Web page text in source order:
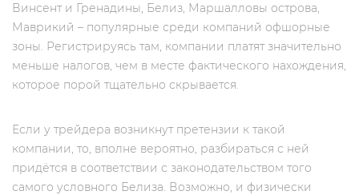
Винсент и Гренадины, Белиз, Маршалловы острова,
Маврикий – популярные среди компаний офшорные
зоны. Регистрируясь там, компании платят значительно
меньше налогов, чем в месте фактического нахождения,
которое порой тщательно скрывается.
Если у трейдера возникнут претензии к такой
компании, то, вполне вероятно, разбираться с ней
придётся в соответствии с законодательством того
самого условного Белиза. Возможно, и физически